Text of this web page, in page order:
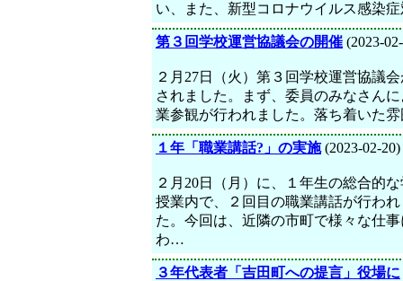
い、また、新型コロナウイルス感染
第３回学校運営協議会の開催 (2023-
２月27日（火）第３回学校運営協議
されました。まず、委員のみなさん
業参観が行われました。落ち着いた
１年「職業講話?」の実施(2023-02-20)
２月20日（月）に、１年生の総合的
授業内で、２回目の職業講話が行わ
た。今回は、近隣の市町で様々な仕
わ…
３年代表者「吉田町への提言」役場に